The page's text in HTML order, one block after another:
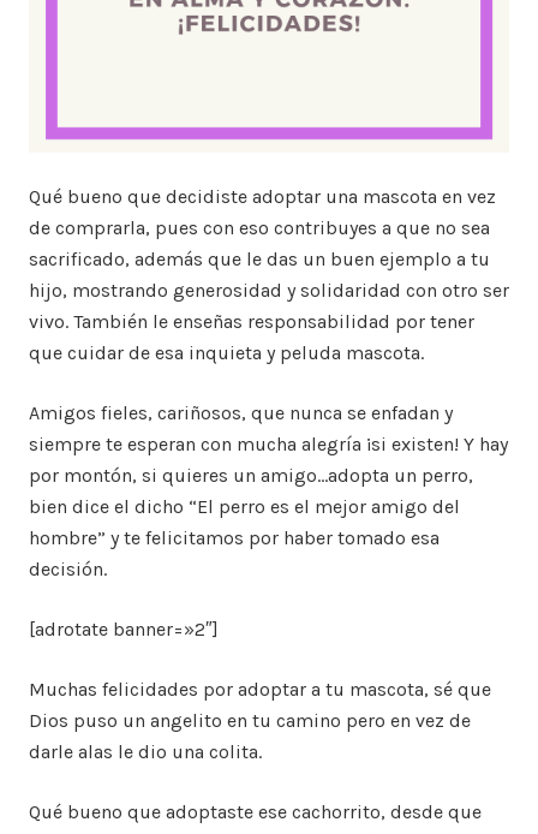
Qué bueno que decidiste adoptar una mascota en vez
de comprarla, pues con eso contribuyes a que no sea
sacrificado, además que le das un buen ejemplo a tu
hijo, mostrando generosidad y solidaridad con otro ser
vivo. También le enseñas responsabilidad por tener
que cuidar de esa inquieta y peluda mascota.
Amigos fieles, cariñosos, que nunca se enfadan y
siempre te esperan con mucha alegría ¡si existen! Y hay
por montón, si quieres un amigo…adopta un perro,
bien dice el dicho “El perro es el mejor amigo del
hombre” y te felicitamos por haber tomado esa
decisión.
[adrotate banner=»2″]
Muchas felicidades por adoptar a tu mascota, sé que
Dios puso un angelito en tu camino pero en vez de
darle alas le dio una colita.
Qué bueno que adoptaste ese cachorrito, desde que